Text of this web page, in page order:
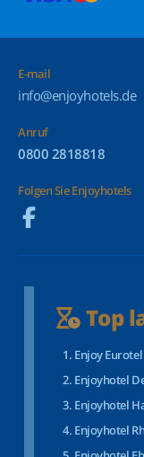
E-mail
info@enjoyhotels.de
Anruf
0800 2818818
Folgen Sie Enjoyhotels
Top
Enjoy
Enjoyhotel
Enjoyhotel
Enjoyhotel